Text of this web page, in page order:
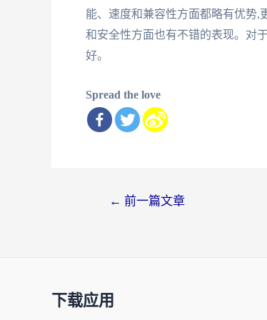
能、速度和兼容性方面都略有优势,
和安全性方面也有不错的表现。对
好。
Spread the love
← 前一篇文章
下载应用